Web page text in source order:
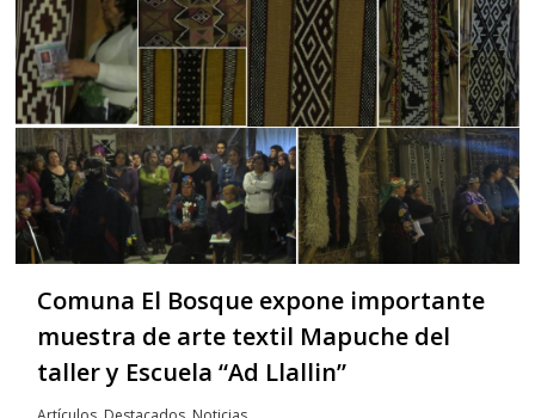
Comuna El Bosque expone importante
muestra de arte textil Mapuche del
taller y Escuela “Ad Llallin”